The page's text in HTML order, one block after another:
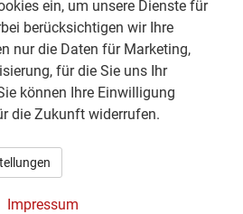
Sitzreihe und Heckscheibe
Höhenverstellung und
ein, um unsere Dienste für
berücksichtigen wir Ihre
nur die Daten für Marketing,
für die Sie uns Ihr
können Ihre Einwilligung
die Zukunft widerrufen.
Impressum